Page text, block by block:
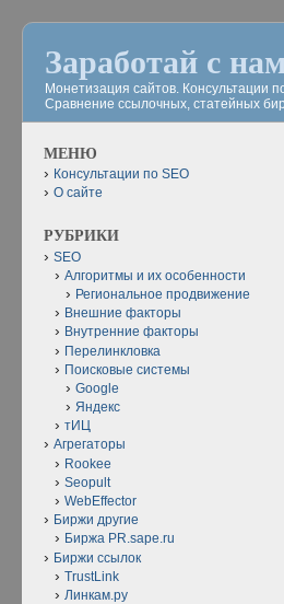
Заработай с
Монетизация сайтов. Консультации
Сравнение ссылочных, статейных
МЕНЮ
Консультации по SEO
О сайте
РУБРИКИ
SEO
Алгоритмы и их особенности
Региональное продвижение
Внешние факторы
Внутренние факторы
Перелинкловка
Поисковые системы
Google
Яндекс
тИЦ
Агрегаторы
Rookee
Seopult
WebEffector
Биржи другие
Биржа PR.sape.ru
Биржи ссылок
TrustLink
Линкам.ру